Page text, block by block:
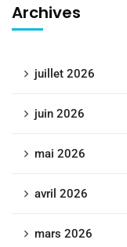
Archives
juillet 2026
juin 2026
mai 2026
avril 2026
mars 2026